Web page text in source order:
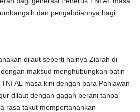
dan pengabdiannya bagi
dilaut seperti halnya Ziarah di
maksud menghubungkan batin
AL masa kini dengan para Pahlawan
dilaut dengan gagah berani tanpa
rasa takut mempertahankan